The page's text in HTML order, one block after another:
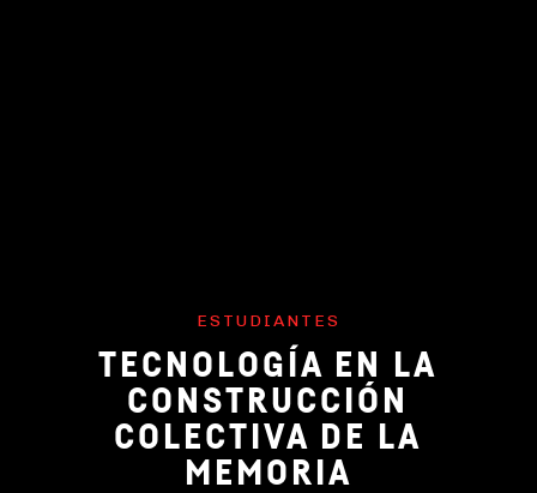
ESTUDIANTES
TECNOLOGÍA EN LA
CONSTRUCCIÓN
COLECTIVA DE LA
MEMORIA